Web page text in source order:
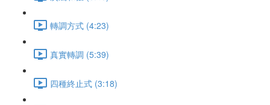
轉調方式 (4:23)
真實轉調 (5:39)
四種終止式 (3:18)